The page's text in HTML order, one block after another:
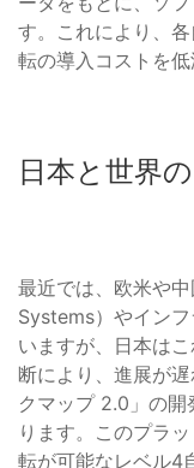
す。これにより、
転の導入コストを低
日本と世界
最近では、欧米や
Systems）やイン
いますが、日本は
断により、進展が
クマップ 2.0」の開
ります。このプラ
転が可能なレベル4